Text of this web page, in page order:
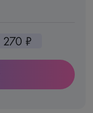
270 ₽